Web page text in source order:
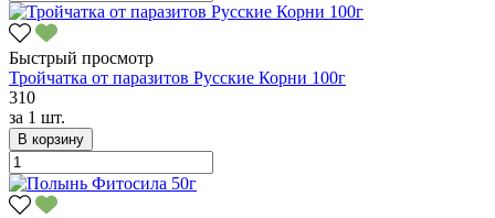
Быстрый просмотр
Тройчатка от паразитов Русские Корни 100г
310
за 1 шт.
В корзину